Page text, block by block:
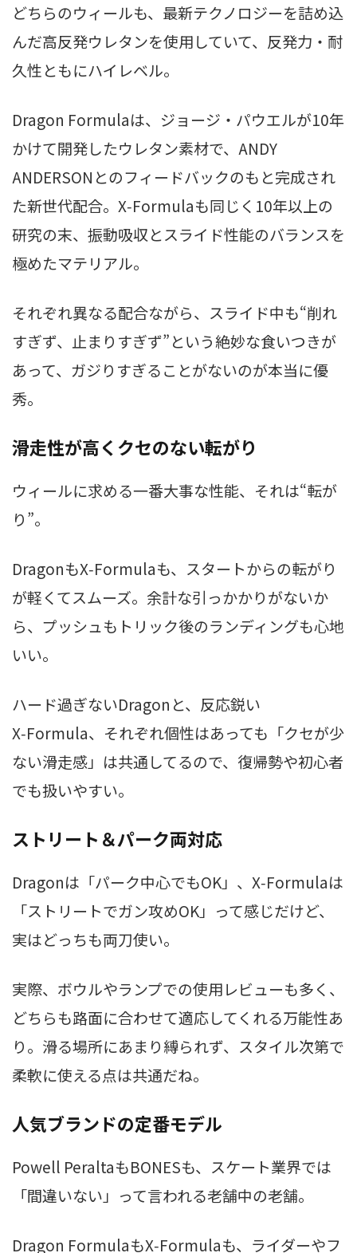
どちらのウィールも、最新テクノロジーを詰め込
んだ高反発ウレタンを使用していて、反発力・耐
久性ともにハイレベル。
Dragon Formulaは、ジョージ・パウエルが10年
かけて開発したウレタン素材で、ANDY
ANDERSONとのフィードバックのもと完成され
た新世代配合。X‑Formulaも同じく10年以上の
研究の末、振動吸収とスライド性能のバランスを
極めたマテリアル。
それぞれ異なる配合ながら、スライド中も“削れ
すぎず、止まりすぎず”という絶妙な食いつきが
あって、ガジりすぎることがないのが本当に優
秀。
滑走性が高くクセのない転がり
ウィールに求める一番大事な性能、それは“転が
り”。
DragonもX‑Formulaも、スタートからの転がり
が軽くてスムーズ。余計な引っかかりがないか
ら、プッシュもトリック後のランディングも心地
いい。
ハード過ぎないDragonと、反応鋭い
X‑Formula、それぞれ個性はあっても「クセが少
ない滑走感」は共通してるので、復帰勢や初心者
でも扱いやすい。
ストリート＆パーク両対応
Dragonは「パーク中心でもOK」、X‑Formulaは
「ストリートでガン攻めOK」って感じだけど、
実はどっちも両刀使い。
実際、ボウルやランプでの使用レビューも多く、
どちらも路面に合わせて適応してくれる万能性あ
り。滑る場所にあまり縛られず、スタイル次第で
柔軟に使える点は共通だね。
人気ブランドの定番モデル
Powell PeraltaもBONESも、スケート業界では
「間違いない」って言われる老舗中の老舗。
Dragon FormulaもX‑Formulaも、ライダーやフ